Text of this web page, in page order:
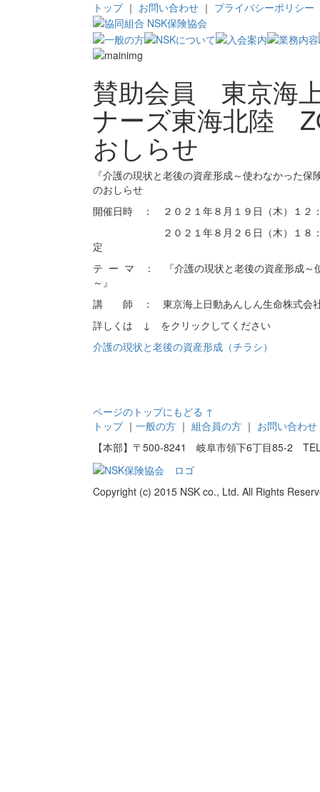
トップ｜ お問い合わせ ｜ プライバシーポリシー
賛助会員 東京海
ナーズ東海北陸
おしらせ
『介護の現状と老後の資産形成～使わなかった
のおしらせ
開催日時 ： ２０２１年８月１９日（木）１２
２０２１年８月２６日（木）１８：３
定
テ ー マ ： 『介護の現状と老後の資産形成～
～』
講 師 ： 東京海上日動あんしん生命株式会
詳しくは ↓ をクリックしてください
介護の現状と老後の資産形成（チラシ）
ページのトップにもどる ↑
トップ｜ 一般の方 ｜ 組合員の方 ｜ お問い合わせ
【本部】〒500-8241 岐阜市領下6丁目85-2
Copyright (c) 2015 NSK co., Ltd. All Rights